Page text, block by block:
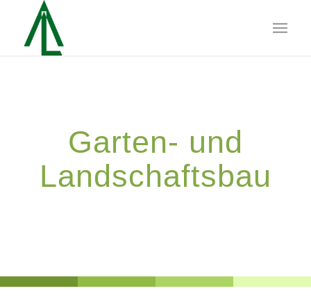
Garten- und
Landschaftsbau